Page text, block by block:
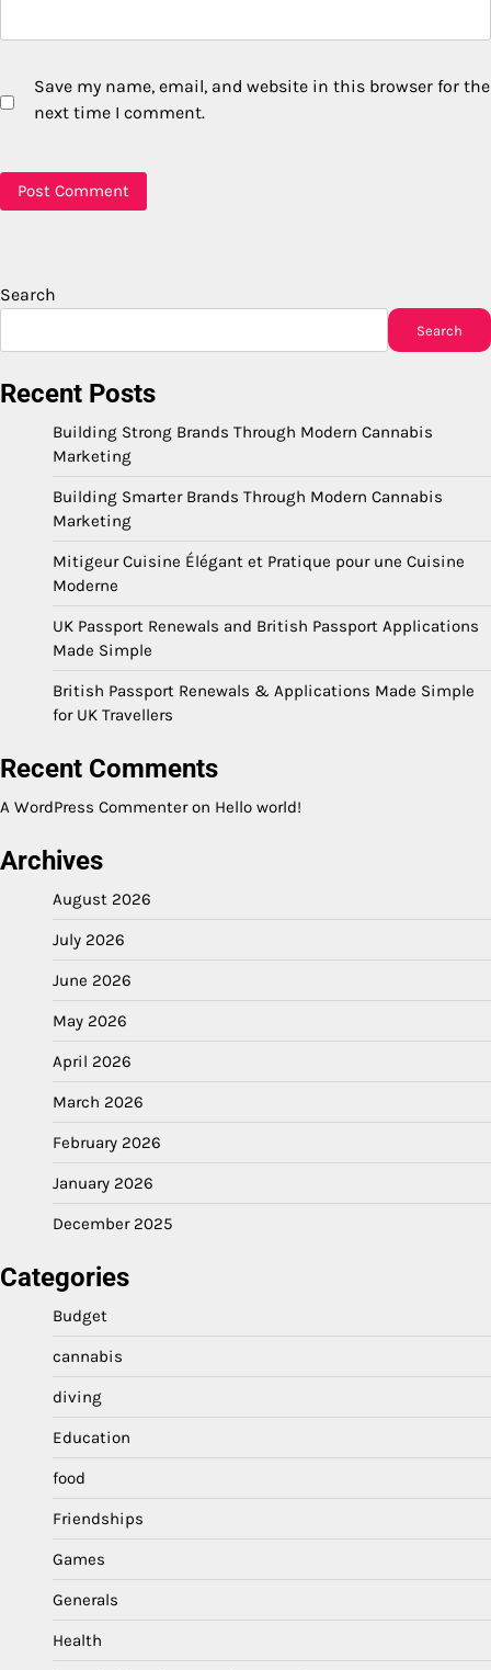
Save my name, email, and website in this browser for the
next time I comment.
Search
Search
Recent Posts
Building Strong Brands Through Modern Cannabis
Marketing
Building Smarter Brands Through Modern Cannabis
Marketing
Mitigeur Cuisine Élégant et Pratique pour une Cuisine
Moderne
UK Passport Renewals and British Passport Applications
Made Simple
British Passport Renewals & Applications Made Simple
for UK Travellers
Recent Comments
A WordPress Commenteron Hello world!
Archives
August 2026
July 2026
June 2026
May 2026
April 2026
March 2026
February 2026
January 2026
December 2025
Categories
Budget
cannabis
diving
Education
food
Friendships
Games
Generals
Health